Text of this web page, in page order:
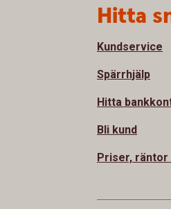
Hitta
Kundservice
Spärrhjälp
Hitta
Bli kund
Priser,